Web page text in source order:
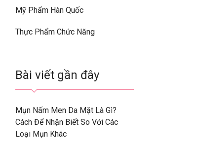
Mỹ Phẩm Hàn Quốc
Thực Phẩm Chức Năng
Bài viết gần đây
Mụn Nấm Men Da Mặt Là Gì?
Cách Để Nhận Biết So Với Các
Loại Mụn Khác